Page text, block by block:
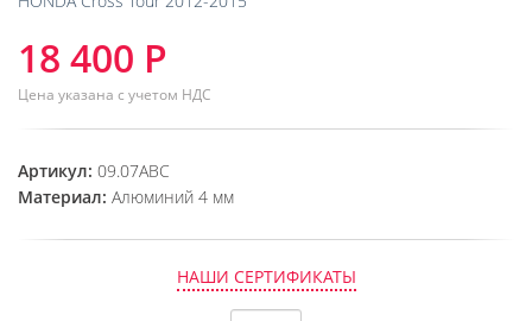
18 400 Р
Цена указана с учетом НДС
Артикул: 09.07ABC
Материал: Алюминий 4 мм
НАШИ СЕРТИФИКАТЫ